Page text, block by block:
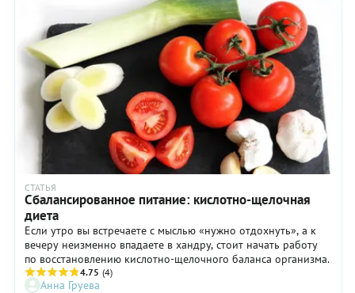
СТАТЬЯ
Сбалансированное питание: кислотно-щелочная
диета
Если утро вы встречаете с мыслью «нужно отдохнуть», а к
вечеру неизменно впадаете в хандру, стоит начать работу
по восстановлению кислотно-щелочного баланса организма.
4.75 (4)
Анна Груева